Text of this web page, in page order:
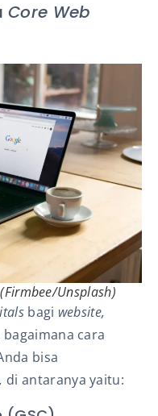
Core Web
Unsplash)
bagi website,
cara
bisa
di antaranya yaitu: